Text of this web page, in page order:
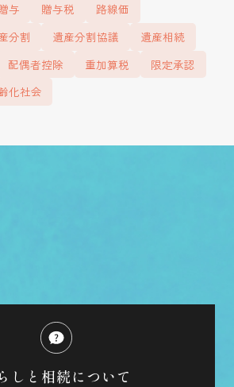
与 贈与税
路線価
分割 遺産分割協議
遺産相続
配偶者控除 重加算税
限定承認
化社会
しと相続について